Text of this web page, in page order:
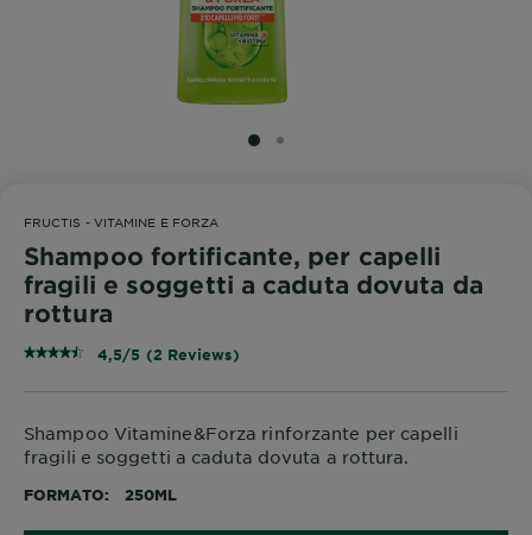
SLIDE 1
SLIDE 2
FRUCTIS - VITAMINE E FORZA
Shampoo fortificante, per capelli
fragili e soggetti a caduta dovuta da
rottura
4,5/5 (2 Reviews)
Shampoo Vitamine&Forza rinforzante per capelli
fragili e soggetti a caduta dovuta a rottura.
FORMATO 250ML